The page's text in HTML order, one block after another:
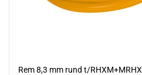
Rem 8,3 mm rund t/RHXM+MRHX